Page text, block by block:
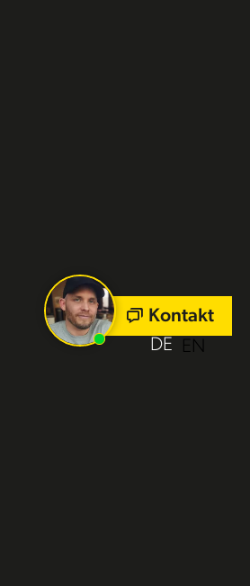
Kontakt
DE
EN